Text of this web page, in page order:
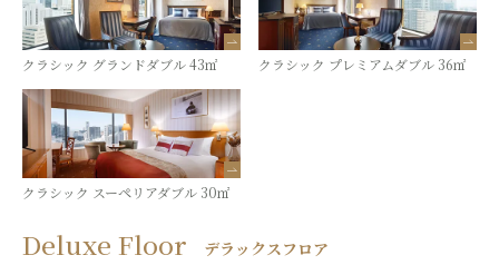
クラシック グランドダブル 43㎡ クラシック プレミアムダブル 36㎡
クラシック スーペリアダブル 30㎡
Deluxe Floor デラックスフロア